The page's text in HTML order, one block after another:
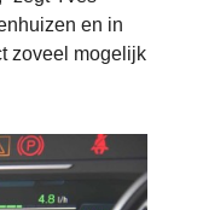
en in
zoveel mogelijk